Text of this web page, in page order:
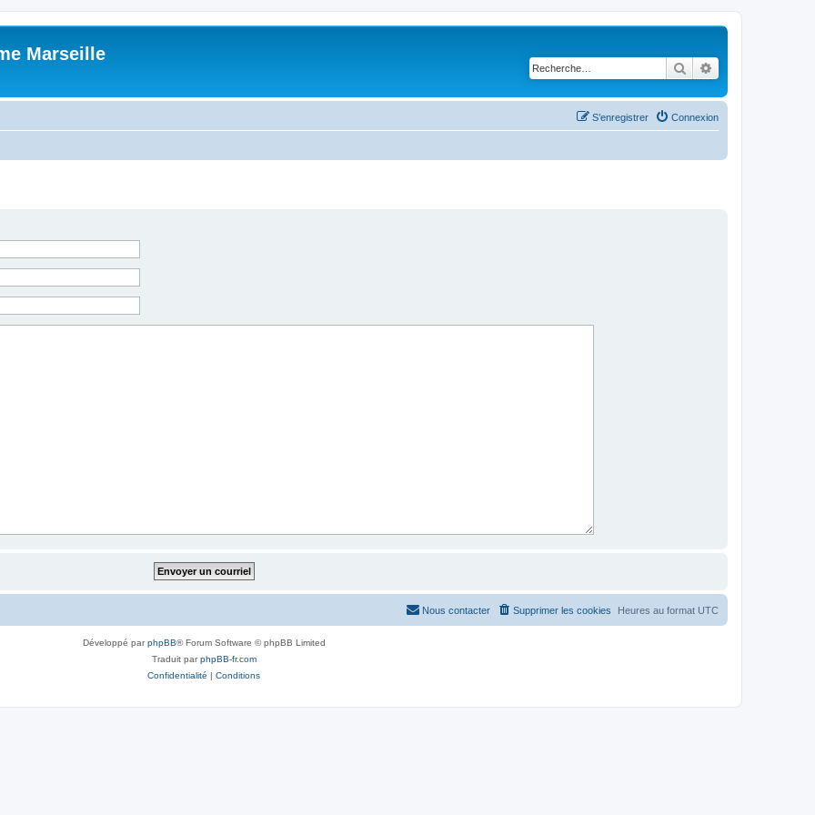
Marseille
Rechercher
Connexion
S’enregistrer
Heures au format UTC
Supprimer les cookies
Nous contacter
Développé parphpBB® Forum Software © phpBB Limited
Traduit parphpBB-fr.com
Confidentialité | Conditions